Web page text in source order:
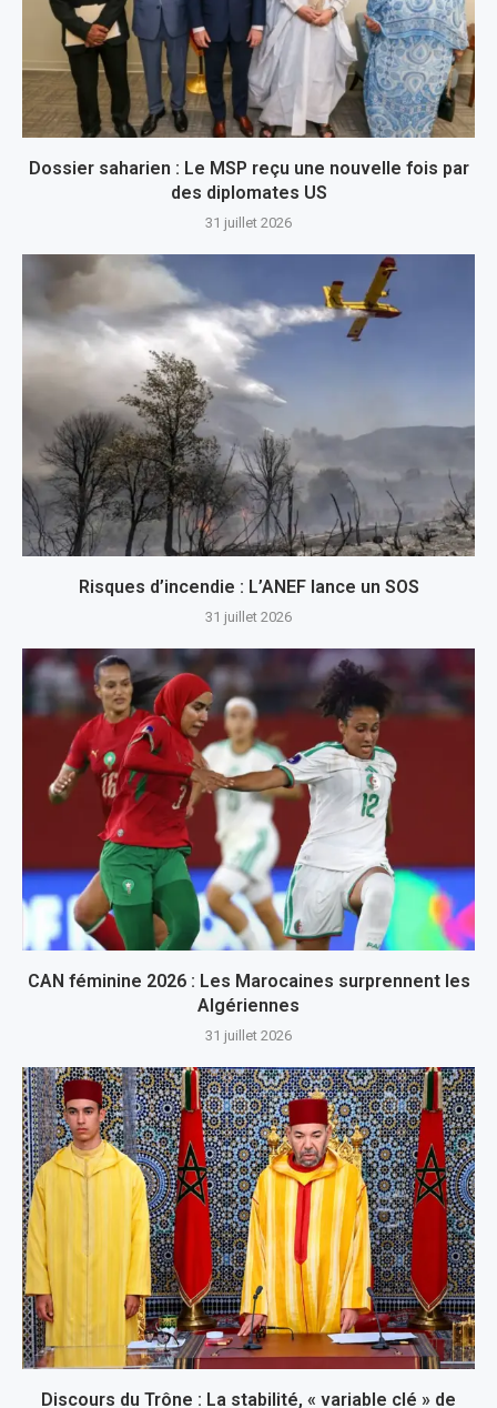
Dossier saharien : Le MSP reçu une nouvelle fois par
des diplomates US
31 juillet 2026
Risques d’incendie : L’ANEF lance un SOS
31 juillet 2026
CAN féminine 2026 : Les Marocaines surprennent les
Algériennes
31 juillet 2026
Discours du Trône : La stabilité, « variable clé » de